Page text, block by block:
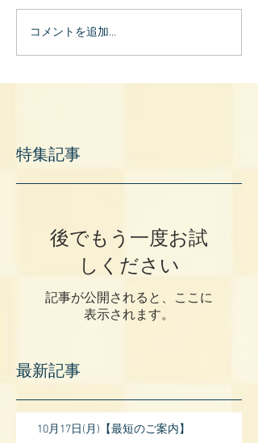
コメントを追加…
特集記事
後でもう一度お試
しください
記事が公開されると、ここに
表示されます。
最新記事
10月17日(月)【最短のご案内】